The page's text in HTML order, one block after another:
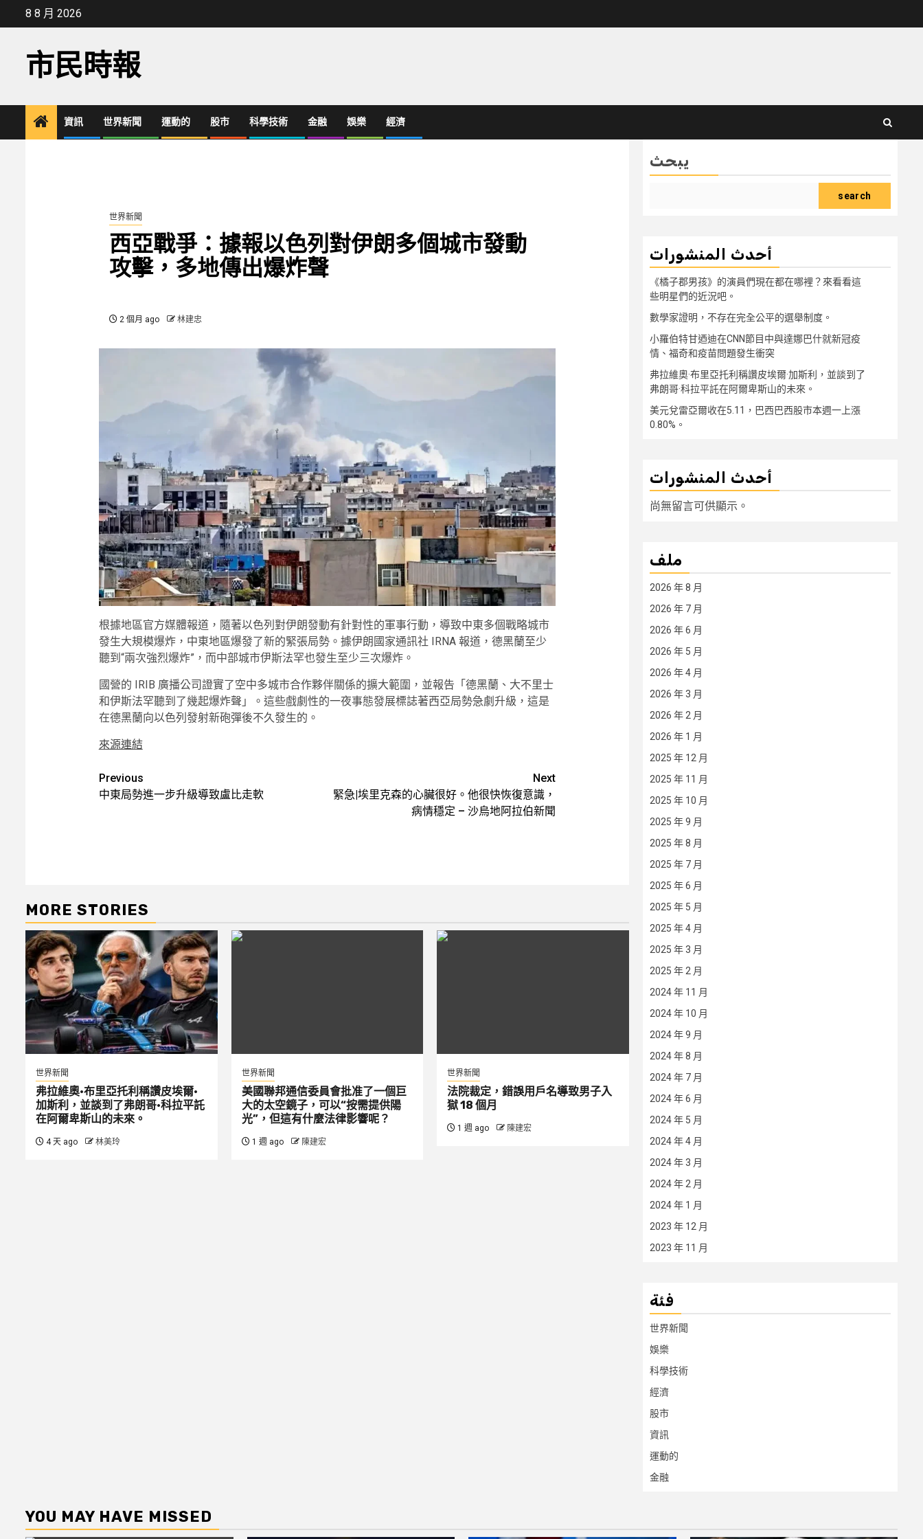
8 8 月 2026
市民時報
資訊 世界新聞 運動的 股市 科學技術 金融 娛樂 經濟
世界新聞
西亞戰爭：據報以色列對伊朗多個城市發動
攻擊，多地傳出爆炸聲
2 個月 ago 林建忠
根據地區官方媒體報道，隨著以色列對伊朗發動有針對性的軍事行動，導致中東多個戰略城市
發生大規模爆炸，中東地區爆發了新的緊張局勢。據伊朗國家通訊社 IRNA 報道，德黑蘭至少
聽到“兩次強烈爆炸”，而中部城市伊斯法罕也發生至少三次爆炸。
國營的 IRIB 廣播公司證實了空中多城市合作夥伴關係的擴大範圍，並報告「德黑蘭、大不里士
和伊斯法罕聽到了幾起爆炸聲」。這些戲劇性的一夜事態發展標誌著西亞局勢急劇升級，這是
在德黑蘭向以色列發射新砲彈後不久發生的。
來源連結
Post
navigation
Previous
中東局勢進一步升級導致盧比走軟
Next
緊急|埃里克森的心臟很好。他很快恢復意識，
病情穩定 – 沙烏地阿拉伯新聞
MORE STORIES
世界新聞
弗拉維奧·布里亞托利稱讚皮埃爾·
加斯利，並談到了弗朗哥·科拉平託
在阿爾卑斯山的未來。
4 天 ago 林美玲
世界新聞
美國聯邦通信委員會批准了一個巨
大的太空鏡子，可以“按需提供陽
光”，但這有什麼法律影響呢？
1 週 ago 陳建宏
世界新聞
法院裁定，錯誤用戶名導致男子入
獄 18 個月
1 週 ago 陳建宏
يبحث
search
أحدث المنشورات
《橘子郡男孩》的演員們現在都在哪裡？來看看這
些明星們的近況吧。
數學家證明，不存在完全公平的選舉制度。
小羅伯特甘迺迪在CNN節目中與達娜巴什就新冠疫
情、福奇和疫苗問題發生衝突
弗拉維奧·布里亞托利稱讚皮埃爾·加斯利，並談到了
弗朗哥·科拉平託在阿爾卑斯山的未來。
美元兌雷亞爾收在5.11，巴西巴西股市本週一上漲
0.80%。
أحدث المنشورات
尚無留言可供顯示。
ملف
2026 年 8 月
2026 年 7 月
2026 年 6 月
2026 年 5 月
2026 年 4 月
2026 年 3 月
2026 年 2 月
2026 年 1 月
2025 年 12 月
2025 年 11 月
2025 年 10 月
2025 年 9 月
2025 年 8 月
2025 年 7 月
2025 年 6 月
2025 年 5 月
2025 年 4 月
2025 年 3 月
2025 年 2 月
2024 年 11 月
2024 年 10 月
2024 年 9 月
2024 年 8 月
2024 年 7 月
2024 年 6 月
2024 年 5 月
2024 年 4 月
2024 年 3 月
2024 年 2 月
2024 年 1 月
2023 年 12 月
2023 年 11 月
فئة
世界新聞
娛樂
科學技術
經濟
股市
資訊
運動的
金融
YOU MAY HAVE MISSED